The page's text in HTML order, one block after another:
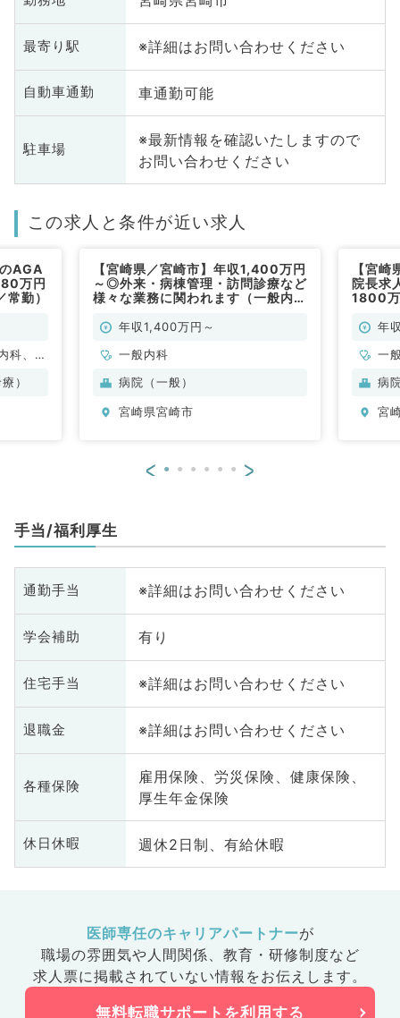
最寄り駅 ※詳細はお問い合わせください
自動車通勤 車通勤可能
駐車場
※最新情報を確認いたしますので
お問い合わせください
この求人と条件が近い求人
AGA
万円
勤）
科、外
皮膚
）
【宮崎県／宮崎市】年収1,400万円
～◎外来・病棟管理・訪問診療など
様々な業務に関われます（一般内科
年収1,400万円～
一般内科
病院（一般）
宮崎県宮崎市
【宮
院長求
1800
年
一
病
宮
< >
手当/福利厚生
通勤手当 ※詳細はお問い合わせください
学会補助 有り
住宅手当 ※詳細はお問い合わせください
退職金 ※詳細はお問い合わせください
各種保険
雇用保険、労災保険、健康保険、
厚生年金保険
休日休暇 週休2日制、有給休暇
医師専任のキャリアパートナーが
職場の雰囲気や人間関係、 教育・研修制度など
求人票に掲載されていない情報をお伝えします。
無料転職サポートを利用する